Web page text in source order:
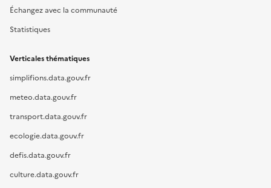
Échangez avec la communauté
Statistiques
Verticales thématiques
simplifions.data.gouv.fr
meteo.data.gouv.fr
transport.data.gouv.fr
ecologie.data.gouv.fr
defis.data.gouv.fr
culture.data.gouv.fr